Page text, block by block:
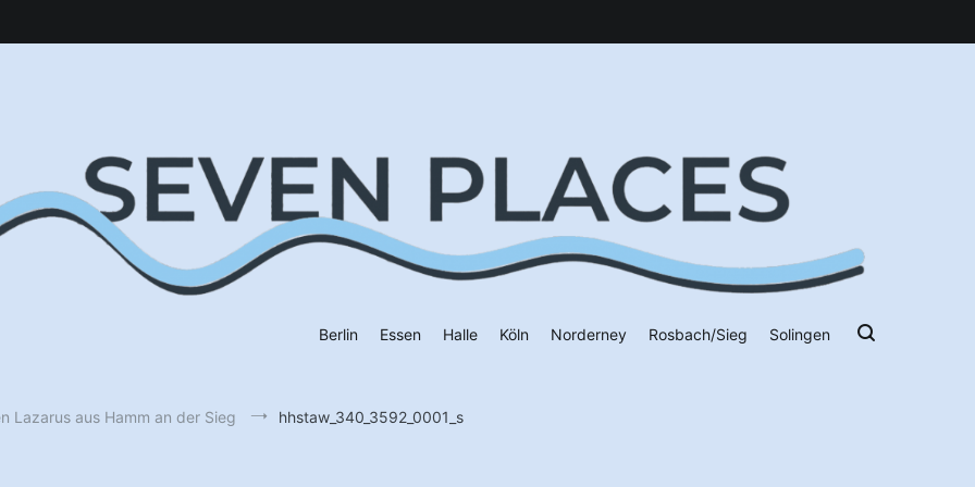
Berlin Essen Halle Köln Norderney Rosbach/Sieg Solingen
Lazarus aus Hamm an der Sieg hhstaw_340_3592_0001_s